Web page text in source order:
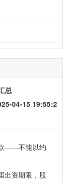
总
04-15 19:55:2
——不能以约
资期限，股